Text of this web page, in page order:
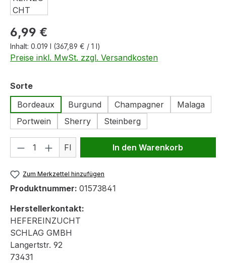
Regulärer Preis:
6,99 €
Inhalt: 0.019 l (367,89 € / 1 l)
Preise inkl. MwSt. zzgl. Versandkosten
Sorteauswählen
Bordeaux
Burgund Champagner
Malaga
Portwein
Sherry Steinberg
Produkt Anzahl: Gib den
Fl In den Warenkorb
Zum Merkzettel hinzufügen
Produktnummer: 01573841
Herstellerkontakt:
HEFEREINZUCHT
SCHLAG GMBH
Langertstr. 92
73431